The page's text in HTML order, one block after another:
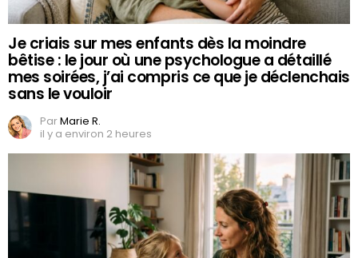
Je criais sur mes enfants dès la moindre
bêtise : le jour où une psychologue a détaillé
mes soirées, j’ai compris ce que je déclenchais
sans le vouloir
ParMarie R.
il y a environ 2 heures